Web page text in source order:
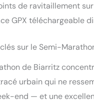
de ravitaillement
GPX téléchargeable
sur le Semi-
de Biarritz
urbain qui ne
end — et une